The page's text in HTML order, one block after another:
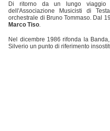
Di ritorno da un lungo viaggio
dell'Associazione Musicisti di
orchestrale di Bruno Tommaso. Dal
Marco Tiso.
Nel dicembre 1986 rifonda la
Silverio un punto di riferimento